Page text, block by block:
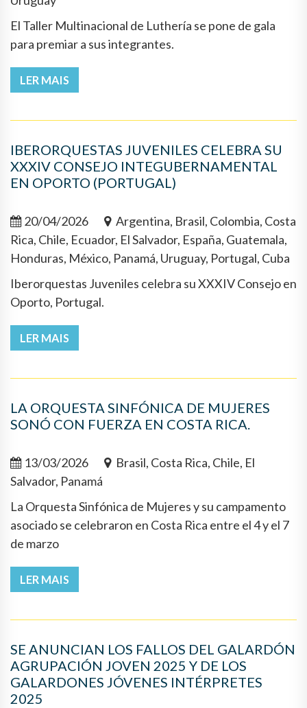
El Taller Multinacional de Luthería se pone de gala
para premiar a sus integrantes.
LER MAIS
IBERORQUESTAS JUVENILES CELEBRA SU
XXXIV CONSEJO INTEGUBERNAMENTAL
EN OPORTO (PORTUGAL)
20/04/2026
Argentina, Brasil, Colombia, Costa
Rica, Chile, Ecuador, El Salvador, España, Guatemala,
Honduras, México, Panamá, Uruguay, Portugal, Cuba
Iberorquestas Juveniles celebra su XXXIV Consejo en
Oporto, Portugal.
LER MAIS
LA ORQUESTA SINFÓNICA DE MUJERES
SONÓ CON FUERZA EN COSTA RICA.
13/03/2026
Brasil, Costa Rica, Chile, El
Salvador, Panamá
La Orquesta Sinfónica de Mujeres y su campamento
asociado se celebraron en Costa Rica entre el 4 y el 7
de marzo
LER MAIS
SE ANUNCIAN LOS FALLOS DEL GALARDÓN
AGRUPACIÓN JOVEN 2025 Y DE LOS
GALARDONES JÓVENES INTÉRPRETES
2025